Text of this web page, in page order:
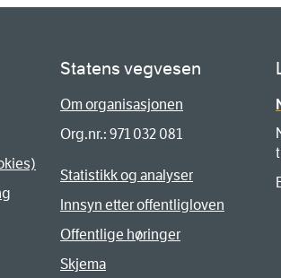
Statens vegvesen
Om organisasjonen
Org.nr.: 971 032 081
Statistikk og analyser
Innsyn etter offentligloven
Offentlige høringer
Skjema